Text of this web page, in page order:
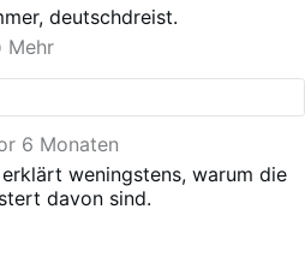
deutschdreist.
Mehr
6 Monaten
weningstens, warum die
davon sind.